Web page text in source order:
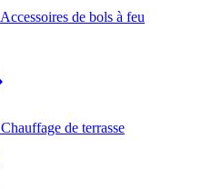
Accessoires de bols à feu
Chauffage de terrasse